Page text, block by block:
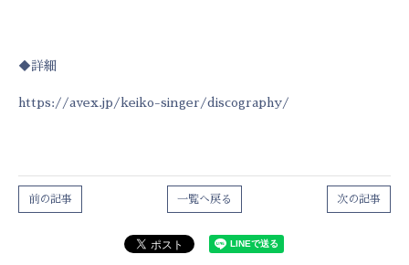
◆詳細
https://avex.jp/keiko-singer/discography/
次の記事
一覧へ戻る
前の記事